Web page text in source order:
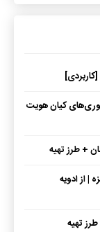
کیان هویت
+ طرز تهیه
از ادویه
تهیه